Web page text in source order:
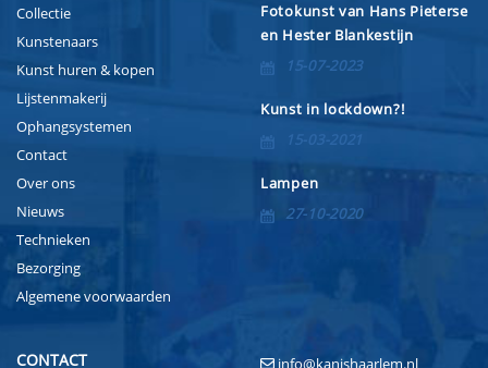
Collectie
Kunstenaars
Kunst huren & kopen
Lijstenmakerij
Ophangsystemen
Contact
Over ons
Nieuws
Technieken
Bezorging
Algemene voorwaarden
Fotokunst van Hans Pieterse
en Hester Blankestijn
15-07-2023
Kunst in lockdown?!
15-03-2021
Lampen
27-10-2020
CONTACT